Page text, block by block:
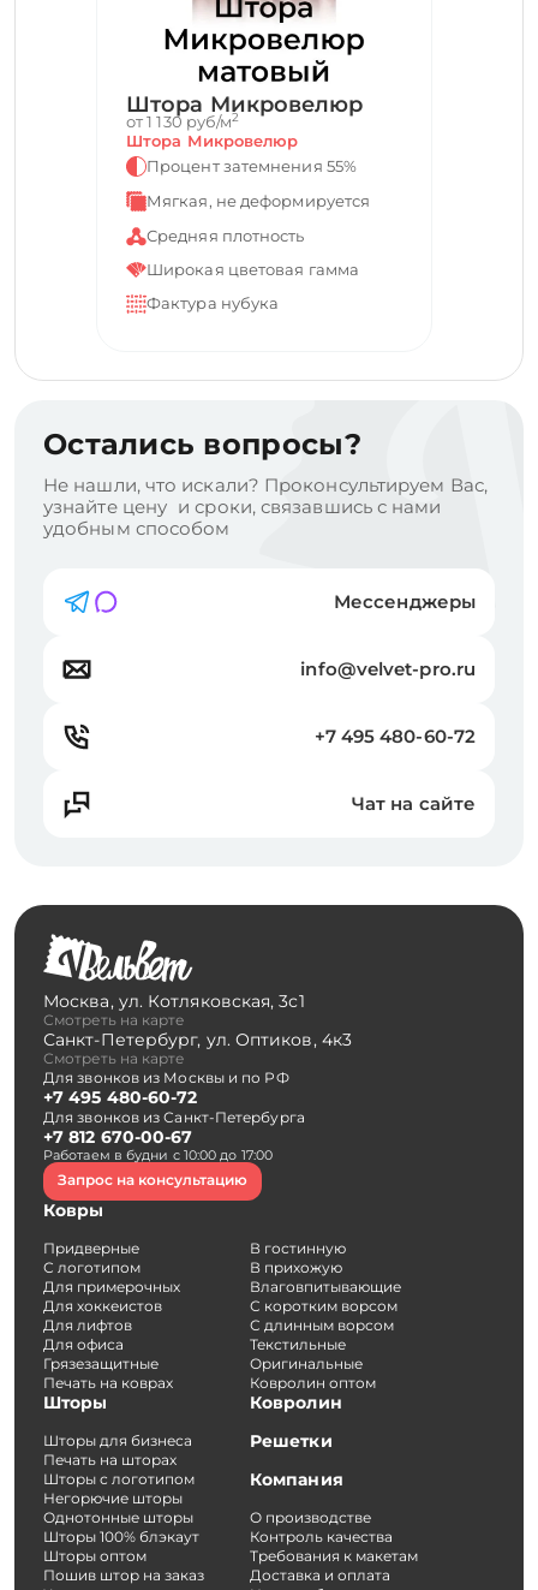
Штора Микровелюр
от 1 130 руб/м2
Штора Микровелюр
Процент затемнения 55%
Мягкая, не деформируется
Средняя плотность
Широкая цветовая гамма
Фактура нубука
Остались вопросы?
Не нашли, что искали? Проконсультируем Вас,
узнайте цену и сроки, связавшись с нами
удобным способом
Мессенджеры
info@velvet-pro.ru
+7 495 480-60-72
Чат на сайте
Москва, ул. Котляковская, 3с1
Смотреть на карте
Санкт-Петербург, ул. Оптиков, 4к3
Смотреть на карте
Для звонков из Москвы и по РФ
+7 495 480-60-72
Для звонков из Санкт-Петербурга
+7 812 670-00-67
Работаем в будни с 10:00 до 17:00
Запрос на консультацию
Ковры
Придверные
С логотипом
Для примерочных
Для хоккеистов
Для лифтов
Для офиса
Грязезащитные
Печать на коврах
В гостинную
В прихожую
Влаговпитывающие
С коротким ворсом
С длинным ворсом
Текстильные
Оригинальные
Ковролин оптом
Шторы
Шторы для бизнеса
Печать на шторах
Шторы с логотипом
Негорючие шторы
Однотонные шторы
Шторы 100% блэкаут
Шторы оптом
Пошив штор на заказ
Ковролин
Решетки
Компания
О производстве
Контроль качества
Требования к макетам
Доставка и оплата